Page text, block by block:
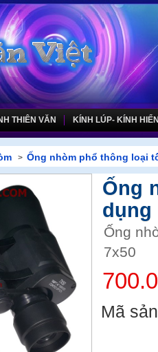
THIÊN VĂN KÍNH LÚP- KÍNH
> Ống nhòm phổ thông loại
Ống
dụng
Ống
7x50
Mã